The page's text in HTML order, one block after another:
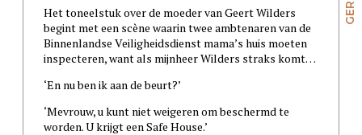
Het toneelstuk over de moeder van Geert Wilders
begint met een scène waarin twee ambtenaren van de
Binnenlandse Veiligheidsdienst mama’s huis moeten
inspecteren, want als mijnheer Wilders straks komt…
‘En nu ben ik aan de beurt?’
‘Mevrouw, u kunt niet weigeren om beschermd te
worden. U krijgt een Safe House.’